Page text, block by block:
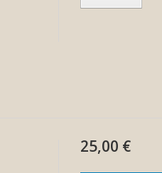
25,00 €